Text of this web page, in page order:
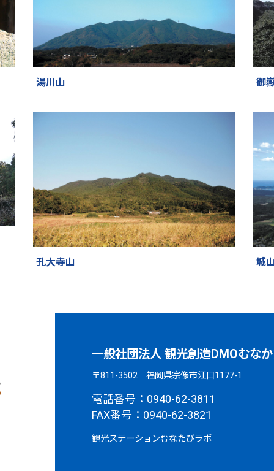
湯川山 御
孔大寺山 城
一般社団法人 観光創造DMOむな
〒811-3502 福岡県宗像市江口1177-1
電話番号：0940-62-3811
FAX番号：0940-62-3821
観光ステーションむなたびラボ